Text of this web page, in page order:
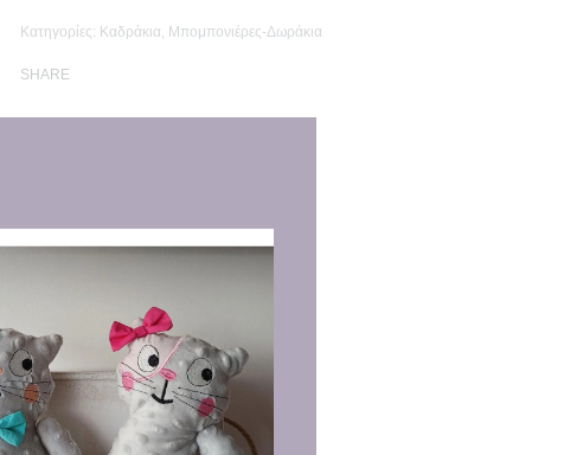
Κατηγορίες: Καδράκια, Μπομπονιέρες-Δωράκια
SHARE